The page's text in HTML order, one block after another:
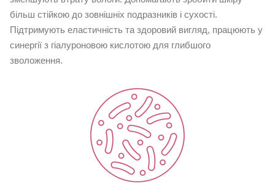
більш стійкою до зовнішніх подразників і сухості.
Підтримують еластичність та здоровий вигляд, працюють у
синергії з гіалуроновою кислотою для глибшого
зволоження.